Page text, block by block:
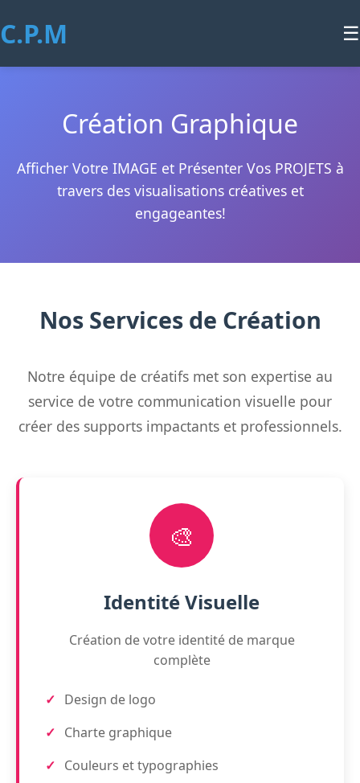
C.P.M ☰
Création Graphique
Afficher Votre IMAGE et Présenter Vos PROJETS à
travers des visualisations créatives et
engageantes!
Nos Services de Création
Notre équipe de créatifs met son expertise au
service de votre communication visuelle pour
créer des supports impactants et professionnels.
🎨
Identité Visuelle
Création de votre identité de marque
complète
Design de logo
Charte graphique
Couleurs et typographies